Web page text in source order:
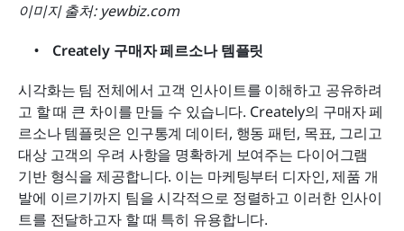
이미지 출처: yewbiz.com
Creately 구매자 페르소나 템플릿
시각화는 팀 전체에서 고객 인사이트를 이해하고 공유하려
고 할 때 큰 차이를 만들 수 있습니다. Creately의 구매자 페
르소나 템플릿은 인구통계 데이터, 행동 패턴, 목표, 그리고
대상 고객의 우려 사항을 명확하게 보여주는 다이어그램
기반 형식을 제공합니다. 이는 마케팅부터 디자인, 제품 개
발에 이르기까지 팀을 시각적으로 정렬하고 이러한 인사이
트를 전달하고자 할 때 특히 유용합니다.